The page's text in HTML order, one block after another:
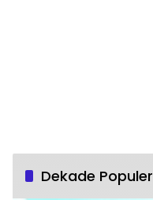
Dekade Populer